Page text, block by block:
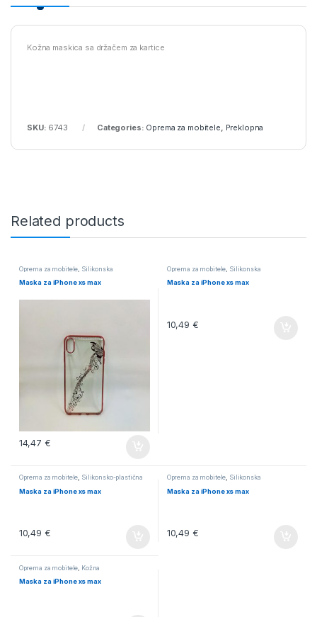
Kožna maskica sa držačem za kartice
SKU: 6743 Categories: Oprema za mobitele Preklopna
Related products
Oprema za mobitele Silikonska
Maska za iPhone xs max
14,47 €
Oprema za mobitele Silikonska
Maska za iPhone xs max
10,49 €
Oprema za mobitele, Silikonsko-plastična
Maska za iPhone xs max
10,49 €
Oprema za mobitele, Silikonska
Maska za iPhone xs max
10,49 €
Oprema za mobitele Kožna
Maska za iPhone xs max